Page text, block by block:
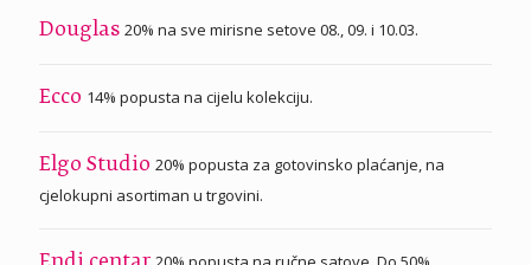
Douglas 20% na sve mirisne setove 08., 09. i 10.03.
Ecco 14% popusta na cijelu kolekciju.
Elgo Studio 20% popusta za gotovinsko plaćanje, na
cjelokupni asortiman u trgovini.